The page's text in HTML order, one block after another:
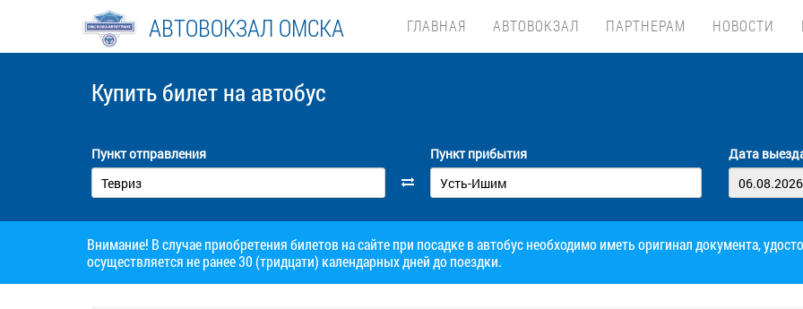
АВТОВОКЗАЛ ОМСКА ГЛАВНАЯ АВТОВОКЗАЛ ПАРТНЕРАМ НОВОСТИ
Купить билет на автобус
Пункт отправления Пункт прибытия Дата
Внимание! В случае приобретения билетов на сайте при посадке в автобус необходимо иметь оригинал документа,
осуществляется не ранее 30 (тридцати) календарных дней до поездки.